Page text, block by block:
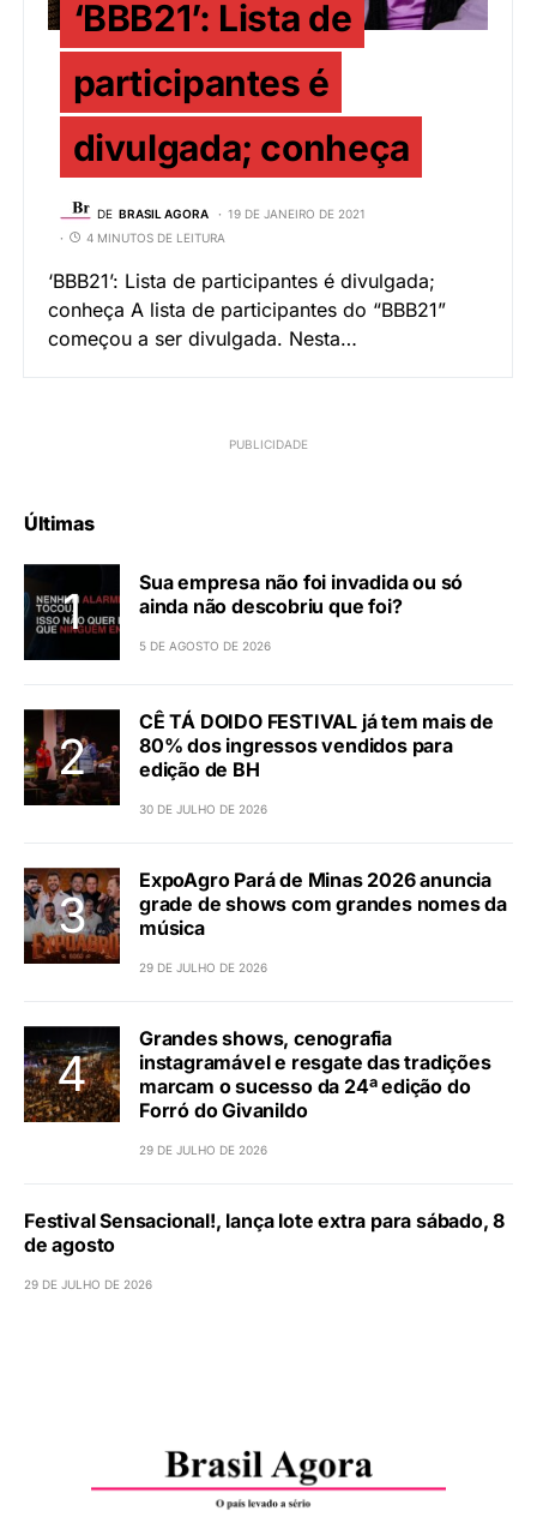
‘BBB21’: Lista de
participantes é
divulgada; conheça
DE BRASIL AGORA
19 DE JANEIRO DE 2021
4 MINUTOS DE LEITURA
‘BBB21’: Lista de participantes é divulgada;
conheça A lista de participantes do “BBB21”
começou a ser divulgada. Nesta…
Últimas
Sua empresa não foi invadida ou só
ainda não descobriu que foi?
5 DE AGOSTO DE 2026
CÊ TÁ DOIDO FESTIVAL já tem mais de
80% dos ingressos vendidos para
edição de BH
30 DE JULHO DE 2026
ExpoAgro Pará de Minas 2026 anuncia
grade de shows com grandes nomes da
música
29 DE JULHO DE 2026
Grandes shows, cenografia
instagramável e resgate das tradições
marcam o sucesso da 24ª edição do
Forró do Givanildo
29 DE JULHO DE 2026
Festival Sensacional!, lança lote extra para sábado, 8
de agosto
29 DE JULHO DE 2026